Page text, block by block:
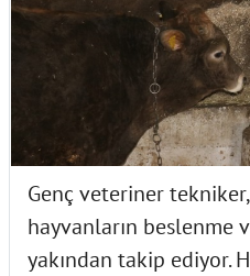
Genç veteriner
hayvanların beslenme
yakından takip ediyor.